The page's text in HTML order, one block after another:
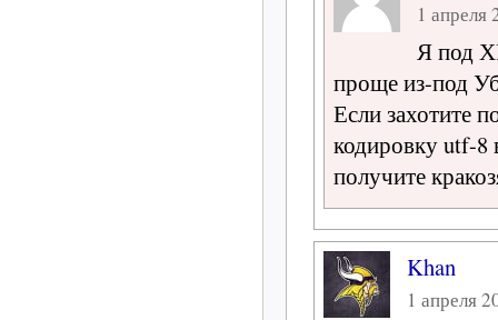
1 апреля
Я под
проще из-под
Если захотите
кодировку utf-8
получите
Khan
1 апреля